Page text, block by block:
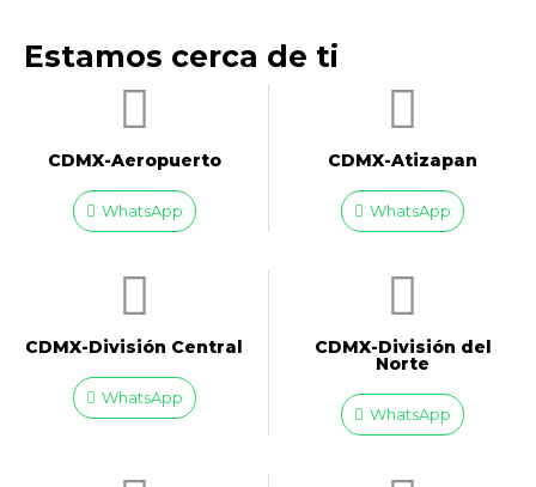
Estamos cerca de ti
CDMX-Aeropuerto​
WhatsApp
CDMX-Atizapan
WhatsApp
CDMX-División Central
WhatsApp
CDMX-División del
Norte
WhatsApp